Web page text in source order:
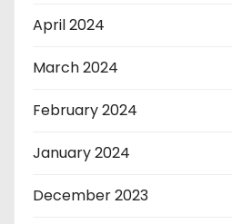
April 2024
March 2024
February 2024
January 2024
December 2023